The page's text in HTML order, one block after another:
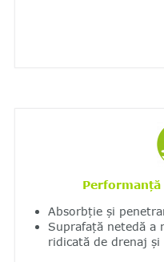
Absorbție și
Suprafață netedă a
ridicată de drenaj